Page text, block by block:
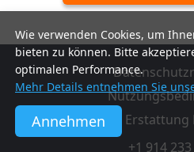
Wie verwenden Cookies, um
bieten zu können. Bitte
optimalen Performance.
Mehr Details entnehmen Sie
Annehmen
Erstattung
+1 914